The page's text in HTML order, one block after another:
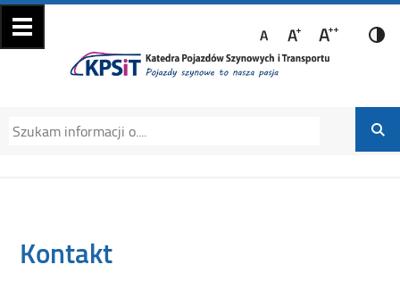
Katedra Pojazdów
Szynowych i
Transportu
Katedra Pojazdów Szynowych i Transportu
Politechniki Krakowskiej na Wydziale
Mechanicznym
Kontakt